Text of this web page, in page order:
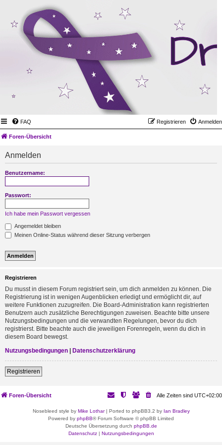
FAQ Anmelden
Registrieren
Foren-Übersicht
Anmelden
Benutzername:
Passwort:
Ich habe mein Passwort vergessen
Angemeldet bleiben
Meinen Online-Status während dieser Sitzung verbergen
Registrieren
Du musst in diesem Forum registriert sein, um dich anmelden zu können. Die
Registrierung ist in wenigen Augenblicken erledigt und ermöglicht dir, auf
weitere Funktionen zuzugreifen. Die Board-Administration kann registrierten
Benutzern auch zusätzliche Berechtigungen zuweisen. Beachte bitte unsere
Nutzungsbedingungen und die verwandten Regelungen, bevor du dich
registrierst. Bitte beachte auch die jeweiligen Forenregeln, wenn du dich in
diesem Board bewegst.
Nutzungsbedingungen | Datenschutzerklärung
Registrieren
Foren-Übersicht Alle Zeiten sind UTC+02:00
Nosebleed style by Mike Lothar| Ported to phpBB3.2 by Ian Bradley
Powered by phpBB® Forum Software © phpBB Limited
Deutsche Übersetzung durch phpBB.de
Datenschutz| Nutzungsbedingungen